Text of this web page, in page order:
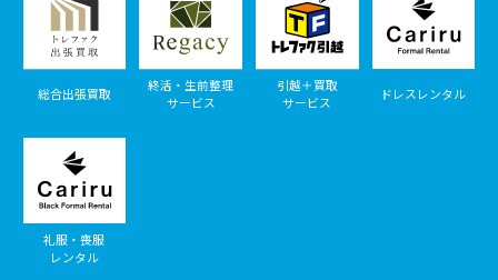
総合出張買取
終活・生前整理
サービス
引越＋買取
サービス
ドレスレンタル
礼服・喪服
レンタル